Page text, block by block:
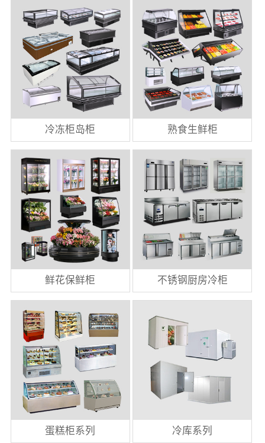
冷冻柜岛柜 熟食生鲜柜
鲜花保鲜柜 不锈钢厨房冷柜
蛋糕柜系列 冷库系列